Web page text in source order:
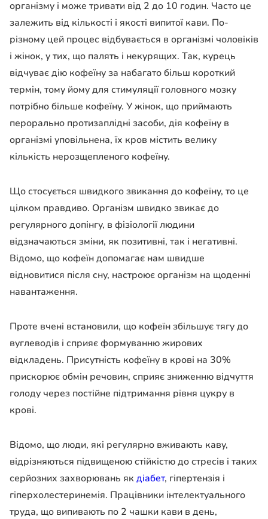
організму і може тривати від 2 до 10 годин. Часто це
залежить від кількості і якості випитої кави. По-
різному цей процес відбувається в організмі чоловіків
і жінок, у тих, що палять і некурящих. Так, курець
відчуває дію кофеїну за набагато більш короткий
термін, тому йому для стимуляції головного мозку
потрібно більше кофеїну. У жінок, що приймають
перорально протизаплідні засоби, дія кофеїну в
організмі уповільнена, їх кров містить велику
кількість нерозщепленого кофеїну.
Що стосується швидкого звикання до кофеїну, то це
цілком правдиво. Організм швидко звикає до
регулярного допінгу, в фізіології людини
відзначаються зміни, як позитивні, так і негативні.
Відомо, що кофеїн допомагає нам швидше
відновитися після сну, настроює організм на щоденні
навантаження.
Проте вчені встановили, що кофеїн збільшує тягу до
вуглеводів і сприяє формуванню жирових
відкладень. Присутність кофеїну в крові на 30%
прискорює обмін речовин, сприяє зниженню відчуття
голоду через постійне підтримання рівня цукру в
крові.
Відомо, що люди, які регулярно вживають каву,
відрізняються підвищеною стійкістю до стресів і таких
серйозних захворювань як діабет, гіпертензія і
гіперхолестеринемія. Працівники інтелектуального
труда, що випивають по 2 чашки кави в день,